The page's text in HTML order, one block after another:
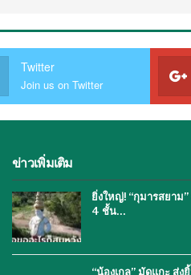
Twitter
Join us on Twitter
ข่าวเพิ่มเติม
ยิ่งใหญ่! “กุมารสยาม”
4 ชั้น…
“น้องเกล” มัดแกะ ส่ง